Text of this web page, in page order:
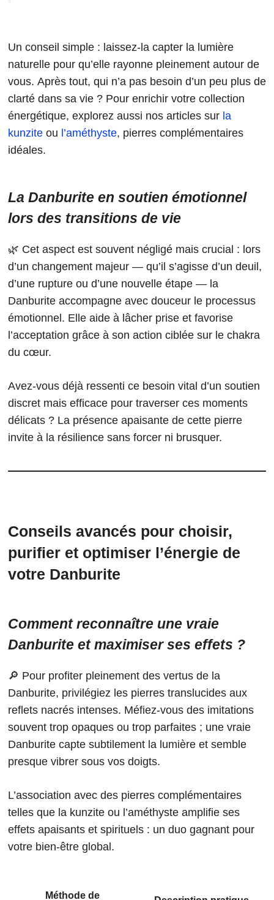
Un conseil simple : laissez-la capter la lumière
naturelle pour qu’elle rayonne pleinement autour de
vous. Après tout, qui n’a pas besoin d’un peu plus de
clarté dans sa vie ? Pour enrichir votre collection
énergétique, explorez aussi nos articles sur la
kunzite ou l’améthyste, pierres complémentaires
idéales.
La Danburite en soutien émotionnel
lors des transitions de vie
🌿 Cet aspect est souvent négligé mais crucial : lors
d’un changement majeur — qu’il s’agisse d’un deuil,
d’une rupture ou d’une nouvelle étape — la
Danburite accompagne avec douceur le processus
émotionnel. Elle aide à lâcher prise et favorise
l’acceptation grâce à son action ciblée sur le chakra
du cœur.
Avez-vous déjà ressenti ce besoin vital d’un soutien
discret mais efficace pour traverser ces moments
délicats ? La présence apaisante de cette pierre
invite à la résilience sans forcer ni brusquer.
Conseils avancés pour choisir,
purifier et optimiser l’énergie de
votre Danburite
Comment reconnaître une vraie
Danburite et maximiser ses effets ?
🔎 Pour profiter pleinement des vertus de la
Danburite, privilégiez les pierres translucides aux
reflets nacrés intenses. Méfiez-vous des imitations
souvent trop opaques ou trop parfaites ; une vraie
Danburite capte subtilement la lumière et semble
presque vibrer sous vos doigts.
L’association avec des pierres complémentaires
telles que la kunzite ou l’améthyste amplifie ses
effets apaisants et spirituels : un duo gagnant pour
votre bien-être global.
Méthode de